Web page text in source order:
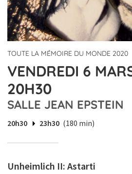
TOUTE LA MÉMOIRE DU MONDE 2020
VENDREDI 6
20H30
SALLE JEAN EPSTEIN
20h30 23h30 (180 min)
Unheimlich II: Astarti